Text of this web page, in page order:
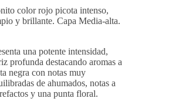
color rojo picota intenso,
y brillante. Capa Media-alta.
una potente intensidad,
profunda destacando aromas a
negra con notas muy
de ahumados, notas a
y una punta floral.